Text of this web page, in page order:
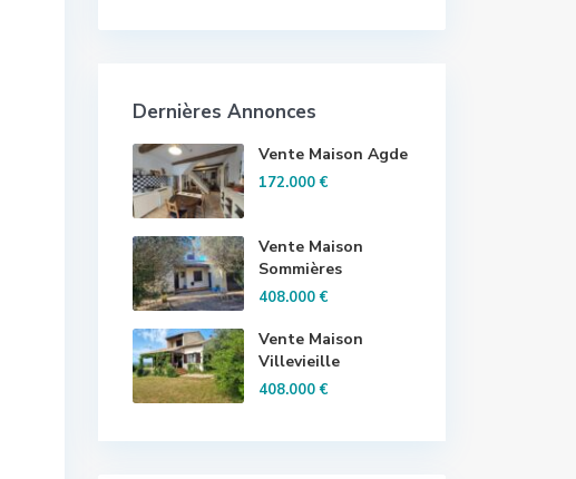
Dernières Annonces
Vente Maison Agde
172.000 €
Vente Maison
Sommières
408.000 €
Vente Maison
Villevieille
408.000 €